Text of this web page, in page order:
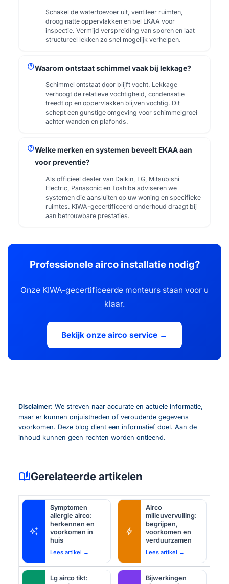
Schakel de watertoevoer uit, ventileer ruimten,
droog natte oppervlakken en bel EKAA voor
inspectie. Vermijd verspreiding van sporen en laat
structureel lekken zo snel mogelijk verhelpen.
helpWaarom ontstaat schimmel vaak bij lekkage?
Schimmel ontstaat door blijft vocht. Lekkage
verhoogt de relatieve vochtigheid, condensatie
treedt op en oppervlakken blijven vochtig. Dit
schept een gunstige omgeving voor schimmelgroei
achter wanden en plafonds.
helpWelke merken en systemen beveelt EKAA aan
voor preventie?
Als officieel dealer van Daikin, LG, Mitsubishi
Electric, Panasonic en Toshiba adviseren we
systemen die aansluiten op uw woning en specifieke
ruimtes. KIWA-gecertificeerd onderhoud draagt bij
aan betrouwbare prestaties.
Professionele airco installatie nodig?
Onze KIWA-gecertificeerde monteurs staan voor u
klaar.
Bekijk onze airco service →
Disclaimer: We streven naar accurate en actuele informatie,
maar er kunnen onjuistheden of verouderde gegevens
voorkomen. Deze blog dient een informatief doel. Aan de
inhoud kunnen geen rechten worden ontleend.
auto_storiesGerelateerde artikelen
auto_awesome
Symptomen
allergie airco:
herkennen en
voorkomen in
huis
Lees artikel →
bolt
Airco
milieuvervuiling:
begrijpen,
voorkomen en
verduurzamen
Lees artikel →
Lg airco tikt:
Bijwerkingen